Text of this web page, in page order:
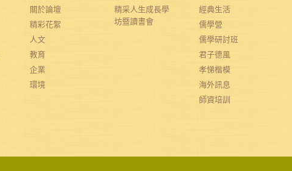
關於論壇
精彩花絮
人文
教育
企業
環境
精采人生成長學
坊暨讀書會
經典生活
儒學營
儒學研討班
君子德風
孝悌楷模
海外訊息
師資培訓